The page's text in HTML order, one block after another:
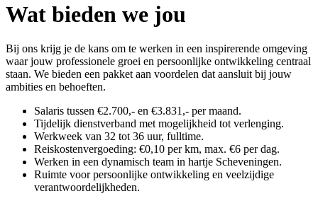
Wat bieden we jou
Bij ons krijg je de kans om te werken in een inspirerende omgeving
waar jouw professionele groei en persoonlijke ontwikkeling centraal
staan. We bieden een pakket aan voordelen dat aansluit bij jouw
ambities en behoeften.
Salaris tussen €2.700,- en €3.831,- per maand.
Tijdelijk dienstverband met mogelijkheid tot verlenging.
Werkweek van 32 tot 36 uur, fulltime.
Reiskostenvergoeding: €0,10 per km, max. €6 per dag.
Werken in een dynamisch team in hartje Scheveningen.
Ruimte voor persoonlijke ontwikkeling en veelzijdige
verantwoordelijkheden.